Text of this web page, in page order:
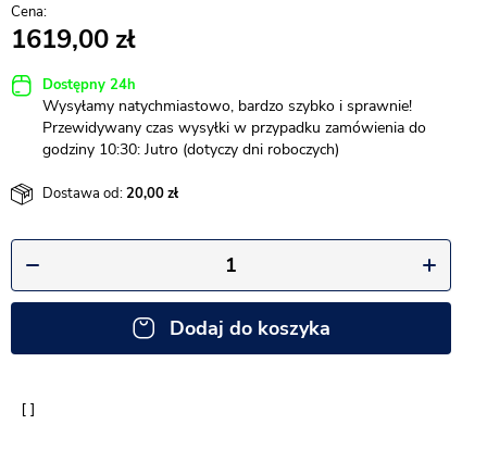
1619,00
Dostępny 24h
Wysyłamy natychmiastowo, bardzo szybko i sprawnie!
Przewidywany czas wysyłki w przypadku zamówienia do
godziny 10:30: Jutro (dotyczy dni roboczych)
Dostawa od:20,00
Dodaj do koszyka